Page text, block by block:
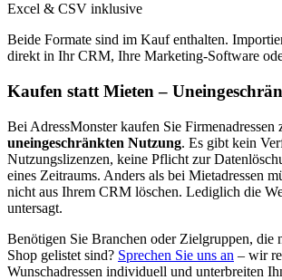
Excel & CSV inklusive
Beide Formate sind im Kauf enthalten.
direkt in Ihr CRM, Ihre Marketing-Software
Kaufen statt Mieten –
Bei AdressMonster kaufen Sie Firmenadressen
uneingeschränkten Nutzung. Es gibt kein
Nutzungslizenzen, keine Pflicht zur
eines Zeitraums. Anders als bei Mietadressen
nicht aus Ihrem CRM löschen. Lediglich die
untersagt.
Benötigen Sie Branchen oder Zielgruppen, die
Shop gelistet sind? Sprechen Sie uns an – wir
Wunschadressen individuell und unterbreiten